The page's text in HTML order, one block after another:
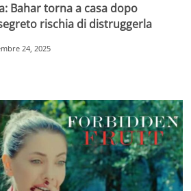
Bahar torna a casa dopo
rischia di distruggerla
24, 2025